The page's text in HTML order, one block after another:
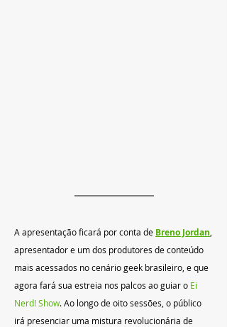
A apresentação ficará por conta de Breno Jordan
apresentador e um dos produtores de conteúdo
mais acessados no cenário geek brasileiro, e que
agora fará sua estreia nos palcos ao guiar o Ei
Nerd! Show. Ao longo de oito sessões, o público
irá presenciar uma mistura revolucionária de